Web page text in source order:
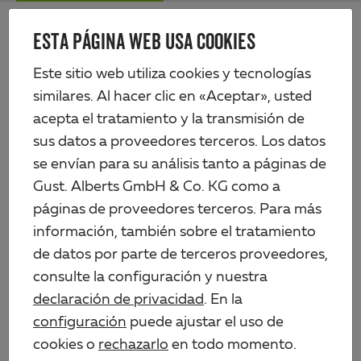
ESTA PÁGINA WEB USA COOKIES
Este sitio web utiliza cookies y tecnologías
similares. Al hacer clic en «Aceptar», usted
acepta el tratamiento y la transmisión de
sus datos a proveedores terceros. Los datos
se envían para su análisis tanto a páginas de
Gust. Alberts GmbH & Co. KG como a
páginas de proveedores terceros. Para más
información, también sobre el tratamiento
de datos por parte de terceros proveedores,
consulte la configuración y nuestra
declaración de privacidad. En la
configuración puede ajustar el uso de
cookies o rechazarlo en todo momento.
Skip
content
Alberts
Productos Perfiles y chapas Perfiles de plástico Perfil en ángulo